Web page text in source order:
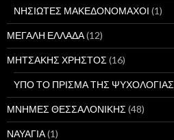
ΝΗΣΙΩΤΕΣ ΜΑΚΕΔΟΝΟΜΑΧΟΙ (1)
ΜΕΓΑΛΗ ΕΛΛΑΔΑ(12)
ΜΗΤΣΑΚΗΣ ΧΡΗΣΤΟΣ (16)
ΥΠΟ ΤΟ ΠΡΙΣΜΑ ΤΗΣ ΨΥΧΟΛΟΓΙΑΣ
ΜΝΗΜΕΣ ΘΕΣΣΑΛΟΝΙΚΗΣ (48)
ΝΑΥΑΓΙΑ(1)